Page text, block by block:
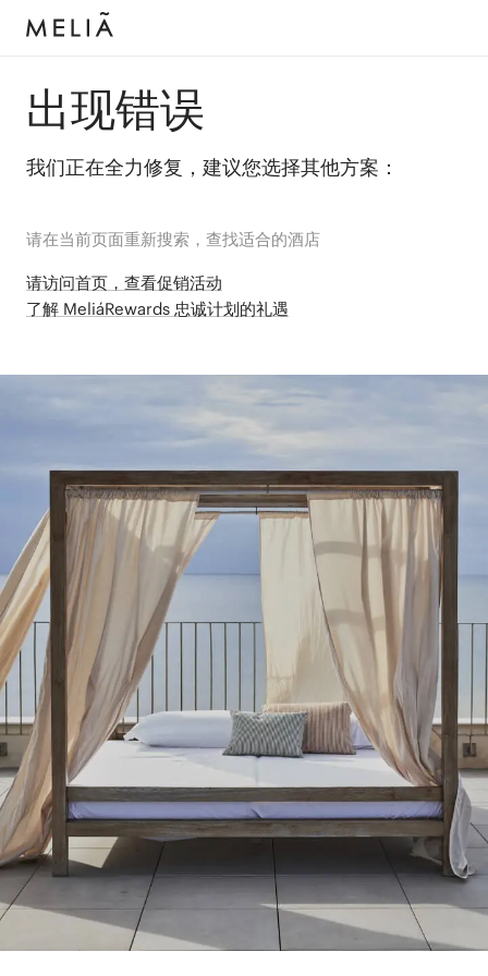
出现错误
我们正在全力修复，建议您选择其他方案：
请在当前页面重新搜索，查找适合的酒店
请访问首页，查看促销活动
了解 MeliáRewards 忠诚计划的礼遇